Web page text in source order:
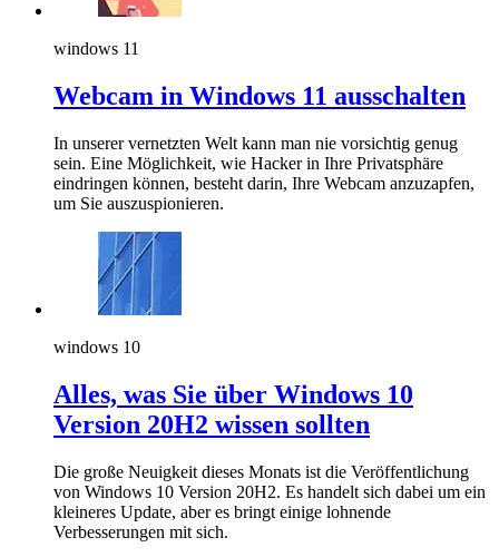
windows 11
Webcam in Windows 11 ausschalten
In unserer vernetzten Welt kann man nie vorsichtig genug
sein. Eine Möglichkeit, wie Hacker in Ihre Privatsphäre
eindringen können, besteht darin, Ihre Webcam anzuzapfen,
um Sie auszuspionieren.
windows 10
Alles, was Sie über Windows 10
Version 20H2 wissen sollten
Die große Neuigkeit dieses Monats ist die Veröffentlichung
von Windows 10 Version 20H2. Es handelt sich dabei um ein
kleineres Update, aber es bringt einige lohnende
Verbesserungen mit sich.